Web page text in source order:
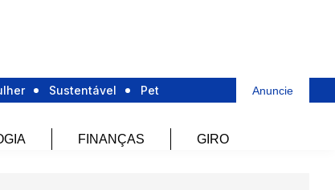
Sustentável Pet Anuncie
FINANÇAS GIRO